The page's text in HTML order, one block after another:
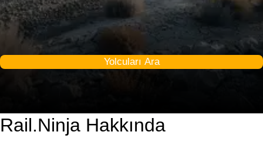
Yolcuları Ara
Rail.Ninja Hakkında